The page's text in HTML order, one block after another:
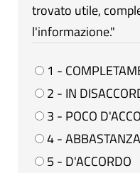
trovato utile,
l'informazione."
1 -
2 - IN
3 - POCO
4 -
5 - D'ACCORDO